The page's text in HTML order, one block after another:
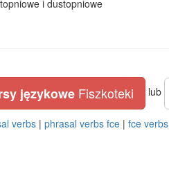
i dustopniowe
językowe Fiszkoteki lub
verbs | phrasal verbs fce | fce verbs